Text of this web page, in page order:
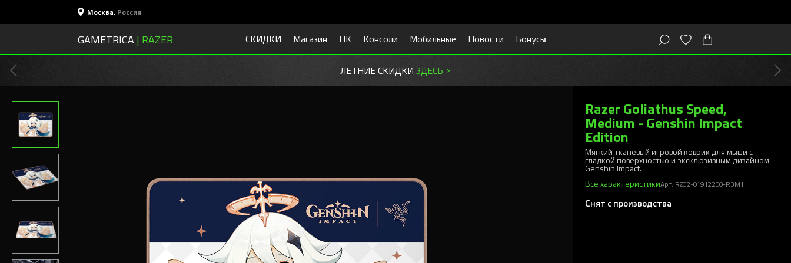
Москва, Россия
GAMETRICA | RAZER СКИДКИ Магазин ПК Консоли Мобильные Новости Бонусы
ЛЕТНИЕ СКИДКИ ЗДЕСЬ >
Razer Goliathus Speed,
Medium - Genshin Impact
Edition
Мягкий тканевый игровой коврик для мыши с
гладкой поверхностью и эксклюзивным дизайном
Genshin Impact.
Все характеристикиАрт. RZ02-01912200-R3M1
Снят с производства